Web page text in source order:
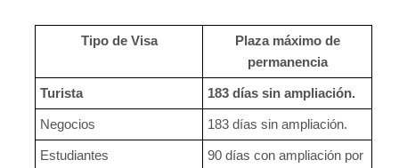
Tipo de Visa
Plaza máximo de
permanencia
Turista 183 días sin ampliación.
Negocios 183 días sin ampliación.
Estudiantes
90 días con ampliación por